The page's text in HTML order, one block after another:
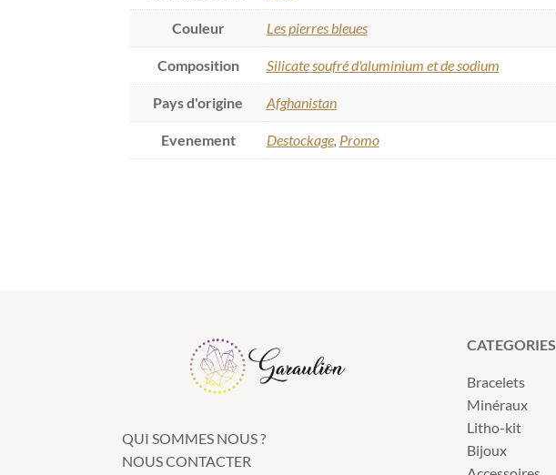
Couleur Les pierres bleues
Composition Silicate soufré d'aluminium et de sodium
Pays d'origine Afghanistan
Evenement Destockage, Promo
QUI SOMMES NOUS ?
NOUS CONTACTER
CATEGORIES
Bracelets
Minéraux
Litho-kit
Bijoux